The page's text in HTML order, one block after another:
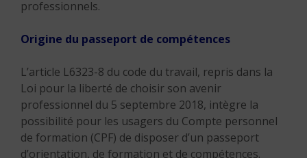
professionnels.
Origine du passeport de compétences
L’article L6323-8 du code du travail, repris dans la
Loi pour la liberté de choisir son avenir
professionnel du 5 septembre 2018, intègre la
possibilité pour les usagers du Compte personnel
de formation (CPF) de disposer d’un passeport
d’orientation, de formation et de compétences.